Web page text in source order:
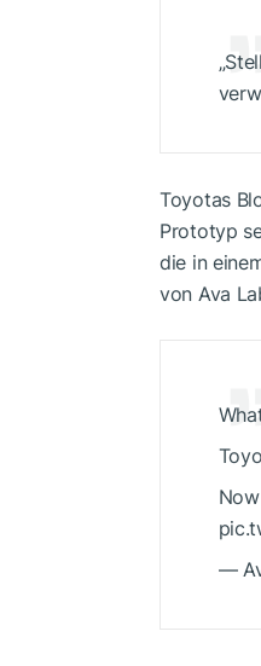
Toyotas
Prototyp
die in
von Ava
—